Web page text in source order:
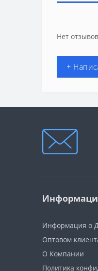
Нет
+
Информация о
Оптовом
О Компании
Политика